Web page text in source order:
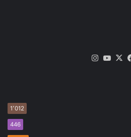
فيسبوك
‫X
‫YouTube
1٬012
446